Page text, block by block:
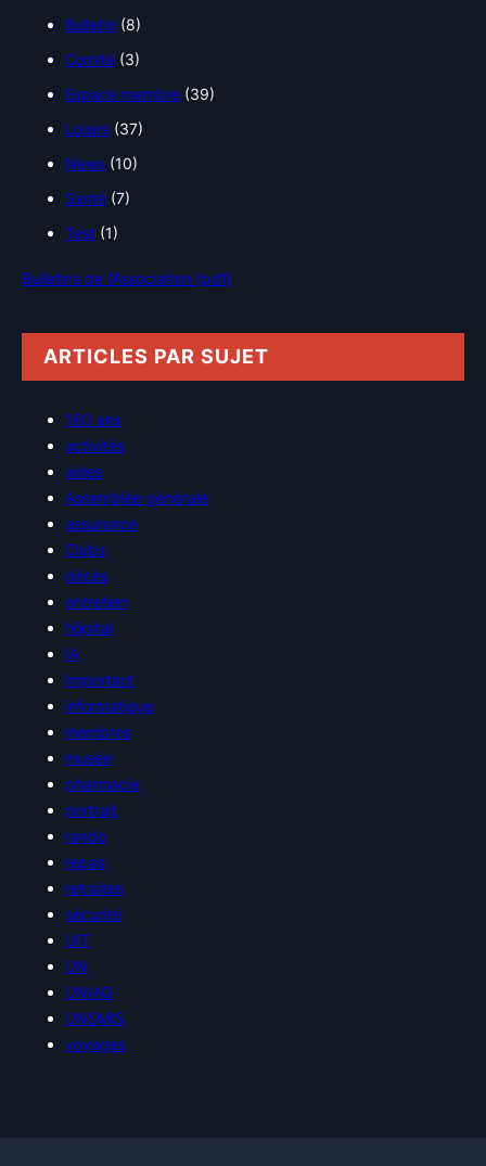
Bulletin (8)
Comité (3)
Espace membre (39)
Loisirs (37)
News (10)
Santé (7)
Test (1)
Bulletins de l’Association (pdf)
ARTICLES PAR SUJET
160 ans
activités
aides
Assemblée générale
assurance
Clubs
décés
entretien
hôpital
IA
Important
informatique
membres
musée
pharmacie
portrait
rando
repas
retraites
sécurité
UIT
UN
UNIAG
UNSMIS
voyages